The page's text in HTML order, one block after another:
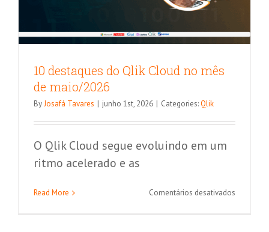
10 destaques do Qlik Cloud no mês
de maio/2026
ByJosafá Tavares | junho 1st, 2026 | Categories:Qlik
O Qlik Cloud segue evoluindo em um
ritmo acelerado e as
Read More Comentários desativados
Migração de dados entre sistemas: por
que ela é decisiva para o futuro da sua